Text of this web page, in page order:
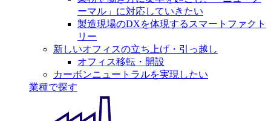
ーマル」に対応していきたい
製造現場のDXを体現するスマートファクト
リー
新しいオフィスの立ち上げ・引っ越し
オフィス移転・開設
カーボンニュートラルを実現したい
業種で探す